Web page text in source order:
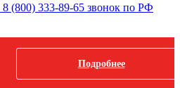
8 (800) 333-89-65 звонок по РФ
Подробнее